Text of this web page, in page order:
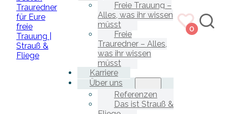
Freie Trauung –
Alles, was ihr wissen
müsst
Freie
Trauredner – Alles,
was ihr wissen
müsst
Karriere
Über uns
Referenzen
Das ist Strauß &
0